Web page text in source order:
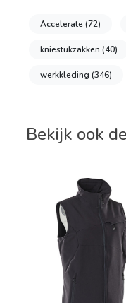
Accelerate (72)
kniestukzakken (40)
werkkleding (346)
Bekijk ook